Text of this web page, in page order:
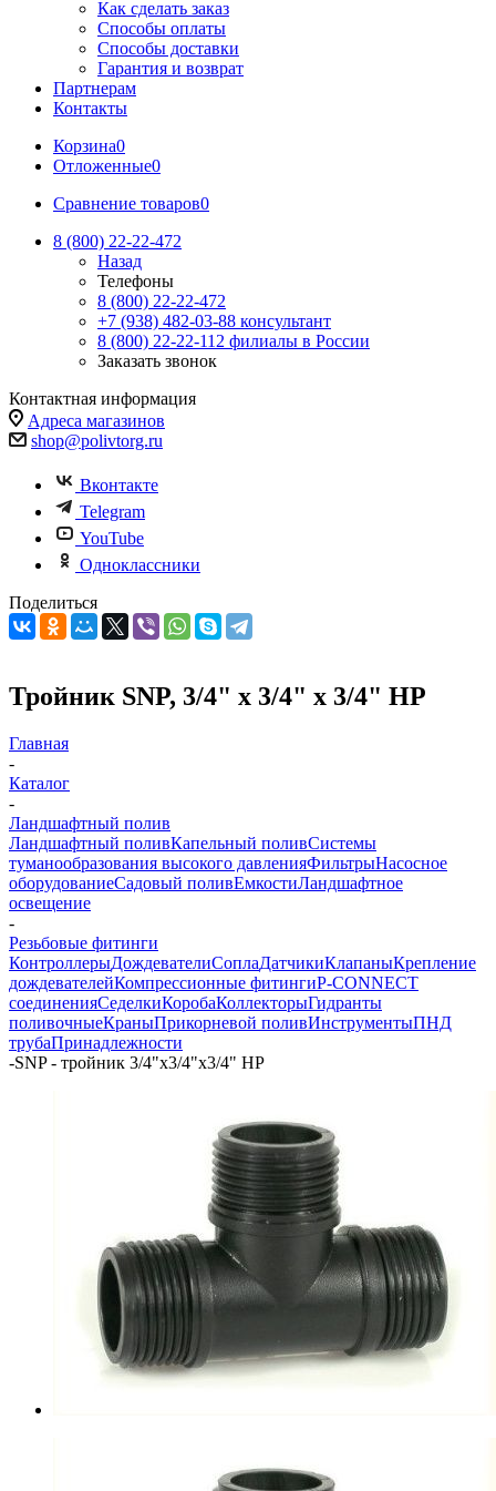
Как сделать заказ
Способы оплаты
Способы доставки
Гарантия и возврат
Партнерам
Контакты
Корзина0
Отложенные0
Сравнение товаров0
8 (800) 22-22-472
Назад
Телефоны
8 (800) 22-22-472
+7 (938) 482-03-88 консультант
8 (800) 22-22-112 филиалы в России
Заказать звонок
Контактная информация
Адреса магазинов
shop@polivtorg.ru
Вконтакте
Telegram
YouTube
Одноклассники
Поделиться
Тройник SNP, 3/4" х 3/4" х 3/4" НР
Главная
-
Каталог
-
Ландшафтный полив
Ландшафтный поливКапельный поливСистемы
туманообразования высокого давленияФильтрыНасосное
оборудованиеСадовый поливЕмкостиЛандшафтное
освещение
-
Резьбовые фитинги
КонтроллерыДождевателиСоплаДатчикиКлапаныКрепление
дождевателейКомпрессионные фитингиP-CONNECT
соединенияСеделкиКоробаКоллекторыГидранты
поливочныеКраныПрикорневой поливИнструментыПНД
трубаПринадлежности
-SNP - тройник 3/4"х3/4"х3/4" НР